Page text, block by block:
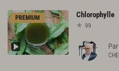
PREMIUM Chlorophylle
99
Par